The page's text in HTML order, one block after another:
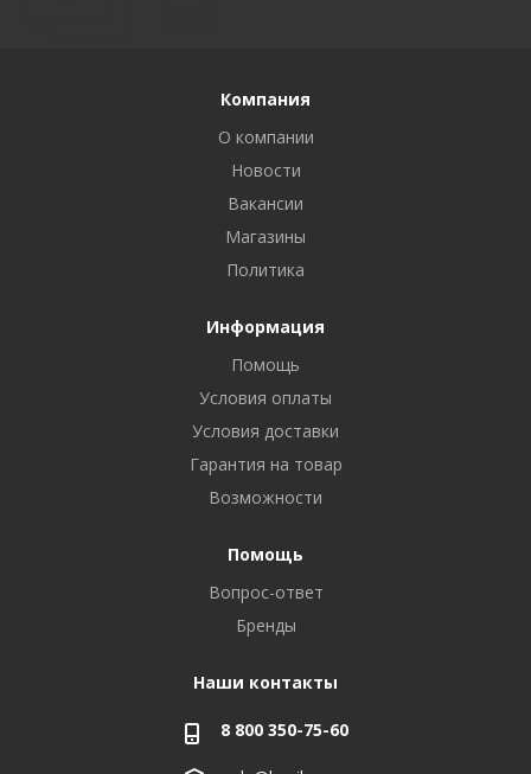
Компания
О компании
Новости
Вакансии
Магазины
Политика
Информация
Помощь
Условия оплаты
Условия доставки
Гарантия на товар
Возможности
Помощь
Вопрос-ответ
Бренды
Наши контакты
8 800 350-75-60